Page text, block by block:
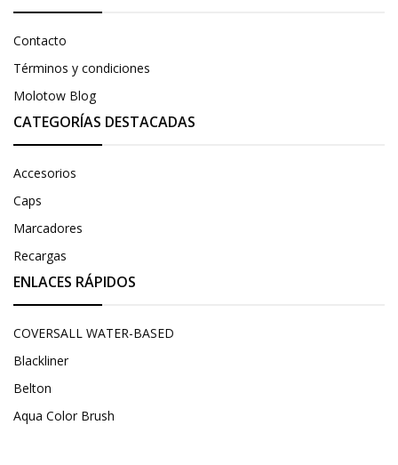
Contacto
Términos y condiciones
Molotow Blog
CATEGORÍAS DESTACADAS
Accesorios
Caps
Marcadores
Recargas
ENLACES RÁPIDOS
COVERSALL WATER-BASED
Blackliner
Belton
Aqua Color Brush